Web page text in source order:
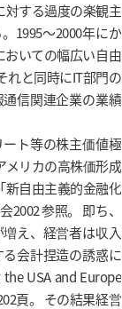
対する過度の楽観主
1995～2000年にか
おいての幅広い自由
れと同時にIT部門の
信関連企業の業績
ト等の株主価値極
メリカの高株価形成
新自由主義的金融化
参照。 即ち、
え、経営者は収入
会計捏造の誘惑に
USA and Europe
頁。 その結果経営